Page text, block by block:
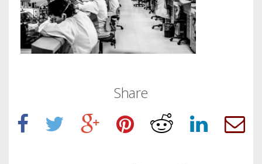
Share